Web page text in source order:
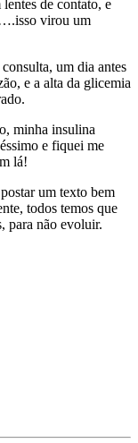
de contato, e
virou um
um dia antes
e a alta da glicemia
minha insulina
e fiquei me
lá!
um texto bem
todos temos que
para não evoluir.